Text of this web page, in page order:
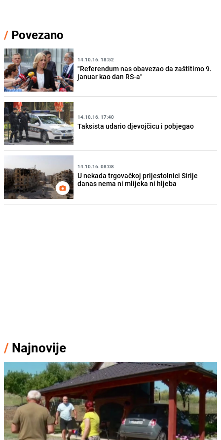
/ Povezano
14.10.16. 18:52
"Referendum nas obavezao da zaštitimo 9.
januar kao dan RS-a"
14.10.16. 17:40
Taksista udario djevojčicu i pobjegao
14.10.16. 08:08
U nekada trgovačkoj prijestolnici Sirije
danas nema ni mlijeka ni hljeba
/ Najnovije